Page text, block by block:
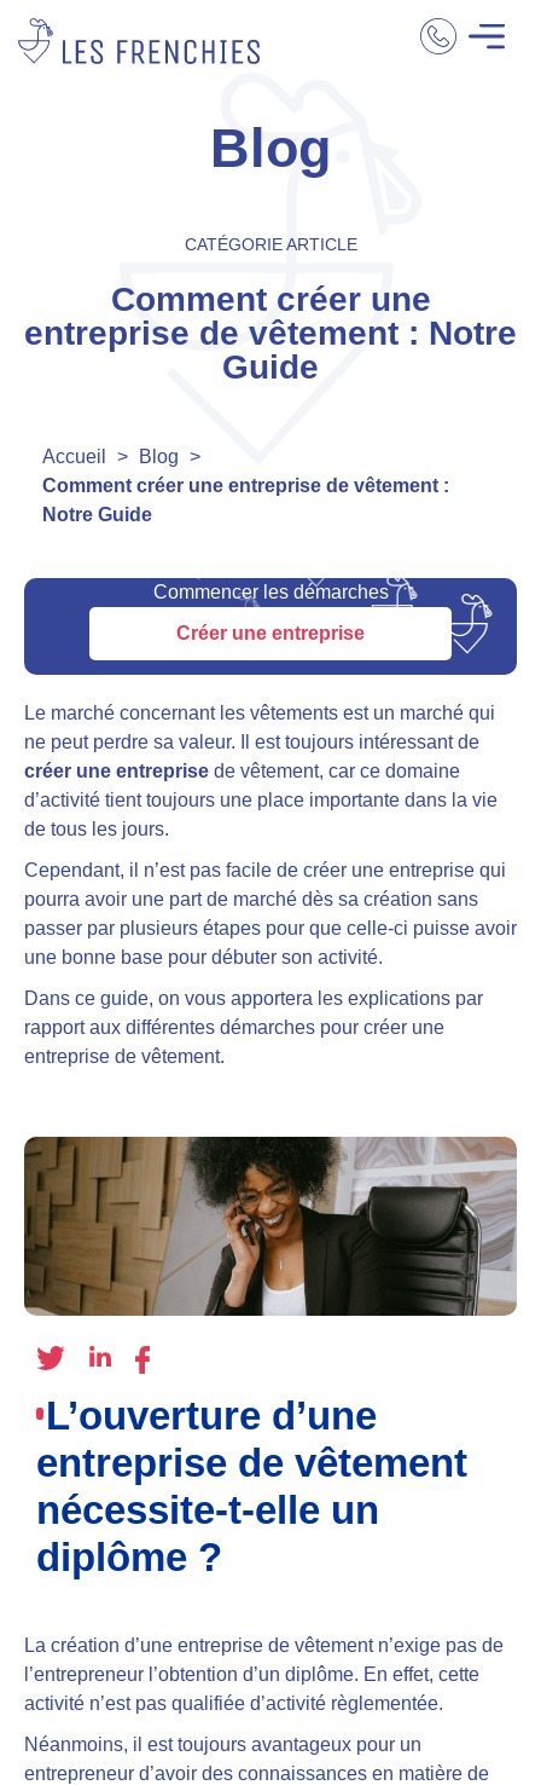
Blog
CATÉGORIE ARTICLE
Comment créer une
entreprise de vêtement : Notre
Guide
Accueil > Blog >
Comment créer une entreprise de vêtement :
Notre Guide
Commencer les démarches
Créer une entreprise
Le marché concernant les vêtements est un marché qui
ne peut perdre sa valeur. Il est toujours intéressant de
créer une entreprise de vêtement, car ce domaine
d’activité tient toujours une place importante dans la vie
de tous les jours.
Cependant, il n’est pas facile de créer une entreprise qui
pourra avoir une part de marché dès sa création sans
passer par plusieurs étapes pour que celle-ci puisse avoir
une bonne base pour débuter son activité.
Dans ce guide, on vous apportera les explications par
rapport aux différentes démarches pour créer une
entreprise de vêtement.
L’ouverture d’une
entreprise de vêtement
nécessite-t-elle un
diplôme ?
La création d’une entreprise de vêtementn’exige pas de
l’entrepreneur l’obtention d’un diplôme. En effet, cette
activité n’est pas qualifiée d’activité règlementée.
Néanmoins, il esttoujours avantageux pour un
entrepreneur d’avoir des connaissances en matière de